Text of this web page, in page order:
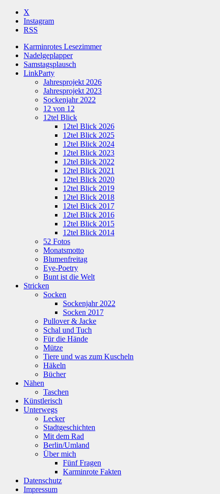
X
Instagram
RSS
Karminrotes Lesezimmer
Nadelgeplapper
Samstagsplausch
LinkParty
Jahresprojekt 2026
Jahresprojekt 2023
Sockenjahr 2022
12 von 12
12tel Blick
12tel Blick 2026
12tel Blick 2025
12tel Blick 2024
12tel Blick 2023
12tel Blick 2022
12tel Blick 2021
12tel Blick 2020
12tel Blick 2019
12tel Blick 2018
12tel Blick 2017
12tel Blick 2016
12tel Blick 2015
12tel Blick 2014
52 Fotos
Monatsmotto
Blumenfreitag
Eye-Poetry
Bunt ist die Welt
Stricken
Socken
Sockenjahr 2022
Socken 2017
Pullover & Jacke
Schal und Tuch
Für die Hände
Mütze
Tiere und was zum Kuscheln
Häkeln
Bücher
Nähen
Taschen
Künstlerisch
Unterwegs
Lecker
Stadtgeschichten
Mit dem Rad
Berlin/Umland
Über mich
Fünf Fragen
Karminrote Fakten
Datenschutz
Impressum